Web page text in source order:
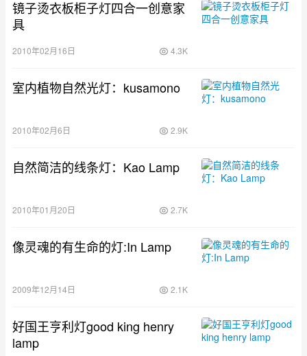
镜子烫衣板柜子灯四合一创意家
具
2010年02月16日 4.3K
室内植物自然光灯：kusamono
2010年02月6日 2.9K
自然简洁的线条灯：Kao Lamp
2010年01月20日 2.7K
像灵魂的有生命的灯:In Lamp
2009年12月14日 2.1K
好国王亨利灯good king henry
lamp